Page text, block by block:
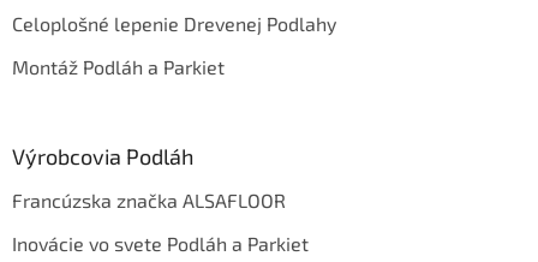
Celoplošné lepenie Drevenej Podlahy
Montáž Podláh a Parkiet
Výrobcovia Podláh
Francúzska značka ALSAFLOOR
Inovácie vo svete Podláh a Parkiet